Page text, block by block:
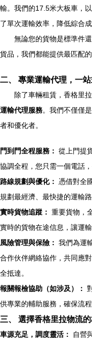
輸。我們的17.5米大板車，
了單次運輸效率，降低綜合成
無論您的貨物是標準件
貨品，我們都能提供最匹配的
二、 專業運輸代理，一
除了車輛租賃，香格里
運輸代理服務。我們不僅僅
者和優化者。
門到門全程服務： 從上門提
協調全程，您只需一個電話，
路線規劃與優化：
憑借對全
規劃最經濟、最快捷的運輸
實時貨物追蹤： 重要貨物，
實時的貨物在途信息，讓運輸
風險管理與保險： 我們為運
合作伙伴網絡協作，共同應
全抵達。
報關報檢協助（如涉及）：
供專業的輔助服務，確保流程
三、 選擇香格里拉物流
車源充足，調度靈活：
自營